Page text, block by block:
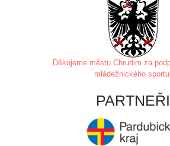
Děkujeme městu Chrudim za
mládežnického
PARTNEŘI